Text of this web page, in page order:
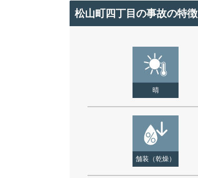
松山町四丁目の事故の特徴
晴
舗装（乾燥）